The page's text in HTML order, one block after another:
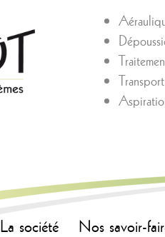
La société Nos savoir-